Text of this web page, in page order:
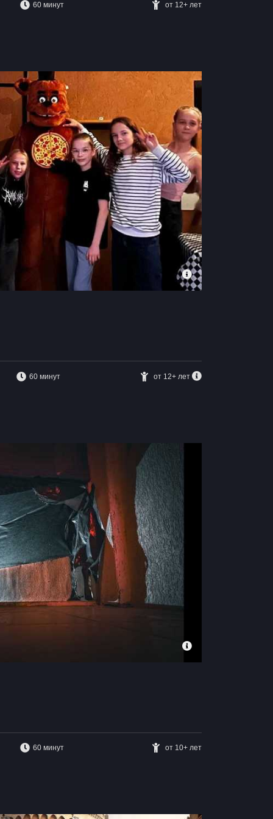
60 минут от 12+ лет
60 минут от 12+ лет
60 минут от 10+ лет